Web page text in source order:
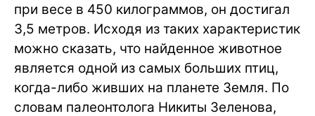
при весе в 450 килограммов, он достигал
3,5 метров. Исходя из таких характеристик
можно сказать, что найденное животное
является одной из самых больших птиц,
когда-либо живших на планете Земля. По
словам палеонтолога Никиты Зеленова,